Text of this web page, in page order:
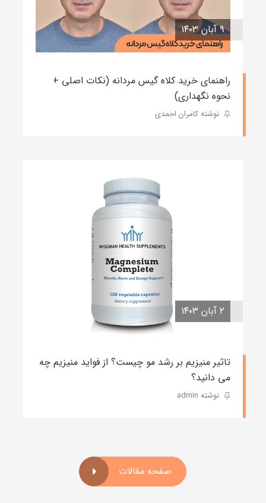
۹ آبان ۱۴۰۳
راهنمای خرید کلاه گیس مردانه (نکات اصلی +
نحوه نگهداری)
نوشته کامران احمدی
۲ آبان ۱۴۰۳
تاثیر منیزیم بر رشد مو چیست؟ از فواید منیزیم چه
می دانید؟
نوشته admin
صفحه مقالات